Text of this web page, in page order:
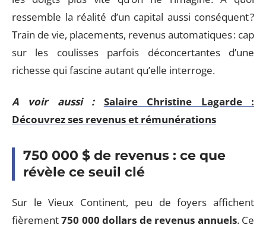
ressemble la réalité d’un capital aussi conséquent ?
Train de vie, placements, revenus automatiques : cap
sur les coulisses parfois déconcertantes d’une
richesse qui fascine autant qu’elle interroge.
A voir aussi :
Salaire Christine Lagarde :
Découvrez ses revenus et rémunérations
750 000 $ de revenus : ce que
révèle ce seuil clé
Sur le Vieux Continent, peu de foyers affichent
fièrement750 000 dollars de revenus annuels. Ce